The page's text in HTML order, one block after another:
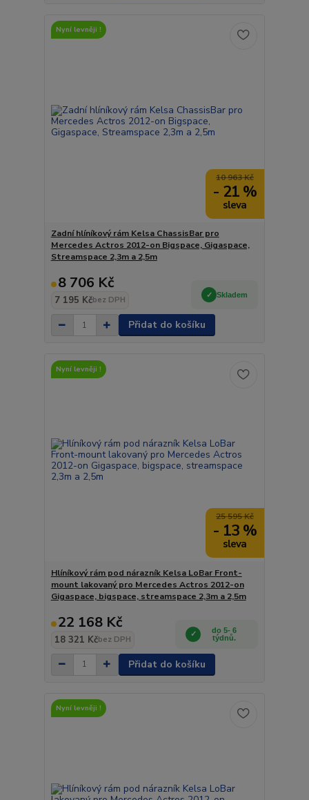
Nyní levněji !
10 963 Kč
- 21 %
Zadní hlíníkový rám Kelsa ChassisBar pro
Mercedes Actros 2012-on Bigspace, Gigaspace,
Streamspace 2,3m a 2,5m
8 706 Kč
7 195 Kčbez DPH
Skladem
Přidat do košíku
Nyní levněji !
25 595 Kč
- 13 %
Hlíníkový rám pod nárazník Kelsa LoBar Front-
mount lakovaný pro Mercedes Actros 2012-on
Gigaspace, bigspace, streamspace 2,3m a 2,5m
22 168 Kč
18 321 Kčbez DPH
do 5- 6
týdnů.
Přidat do košíku
Nyní levněji !